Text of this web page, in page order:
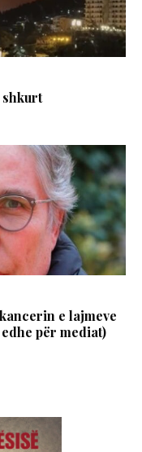
shkurt
e lajmeve
për mediat)